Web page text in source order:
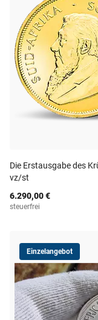
Die Erstausgabe des
vz/st
6.290,00 €
steuerfrei
Einzelangebot